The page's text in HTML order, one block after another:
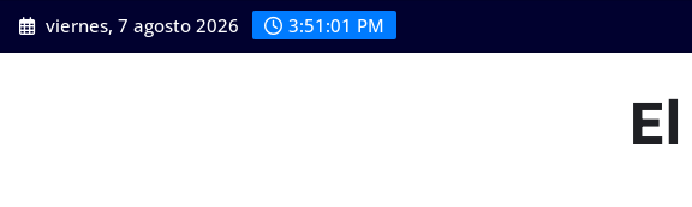
Saltar
al
viernes, 7 agosto 2026 3:51:02 PM